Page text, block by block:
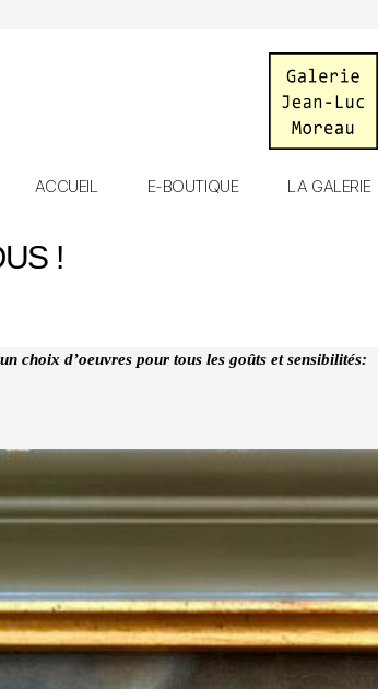
Galerie
Jean-
ACCUEIL E-BOUTIQUE LA GALERIE
!
choix d’oeuvres pour tous les goûts et sensibilités: